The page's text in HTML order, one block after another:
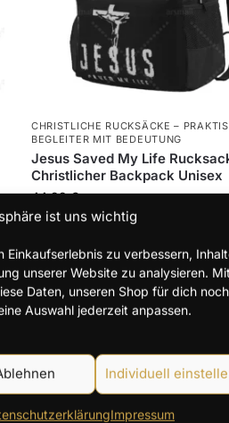
ist uns wichtig
Einkaufserlebnis zu verbessern,
unserer Website zu analysieren. Mit
Daten, unseren Shop für dich noch
Auswahl jederzeit anpassen.
Individuell
Impressum
CHRISTLICHE RUCKSÄCKE –
BEGLEITER MIT BEDEUTUNG
Jesus Saved My Life
Christlicher Backpack Unisex
44,99€
Alle 2 Ergebnisse werden